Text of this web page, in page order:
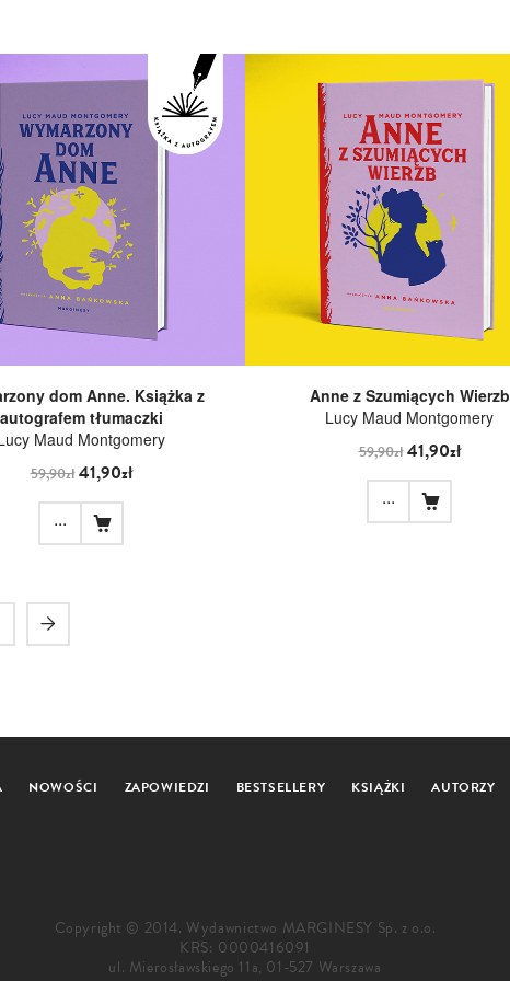
dom Anne. Książka z
autografem tłumaczki
Maud Montgomery
59,90zł41,90zł
...
Anne z Szumiących Wierzb
Lucy Maud Montgomery
59,90zł41,90zł
...
NOWOŚCI ZAPOWIEDZI BESTSELLERY KSIĄŻKI AUTORZY
Copyright © 2014. Wydawnictwo MARGINESY Sp. z o.o.
KRS: 0000416091
ul. Mierosławskiego 11a, 01-527 Warszawa